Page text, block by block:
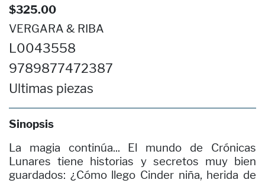
$325.00
VERGARA & RIBA
L0043558
9789877472387
Ultimas piezas
Sinopsis
La magia continúa... El mundo de Crónicas
Lunares tiene historias y secretos muy bien
guardados: ¿Cómo llego Cinder niña, herida de